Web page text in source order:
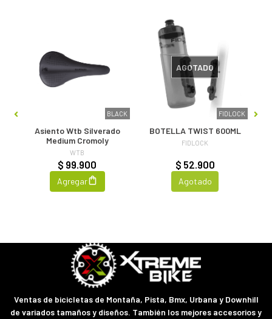
BLACK
Asiento Wtb Silverado
Medium Cromoly
WTB
$ 99.900
Agregar
FIDLOCK
AGOTADO
BOTELLA TWIST 600ML
FIDLOCK
$ 52.900
Agotado
Ventas de bicicletas de Montaña, Pista, Bmx, Urbana y Downhill
de variados tamaños y diseños. También los mejores accesorios y